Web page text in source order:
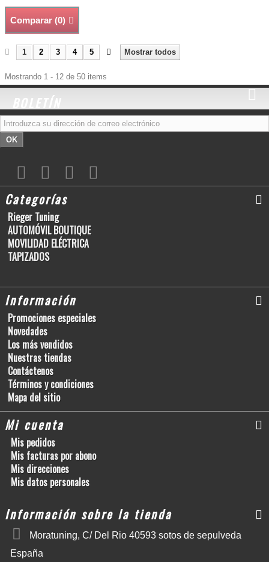
Comparar (0)
Mostrar todos
1 2 3 4 5
Mostrando 1 - 12 de 50 items
BOLETÍN
OK
Categorías
Rieger Tuning
AUTOMÓVIL BOUTIQUE
MOVILIDAD ELÉCTRICA
TAPIZADOS
Información
Promociones especiales
Novedades
Los más vendidos
Nuestras tiendas
Contáctenos
Términos y condiciones
Mapa del sitio
Mi cuenta
Mis pedidos
Mis facturas por abono
Mis direcciones
Mis datos personales
Información sobre la tienda
Moratuning, C/ Del Rio 40593 sotos de sepulveda
España